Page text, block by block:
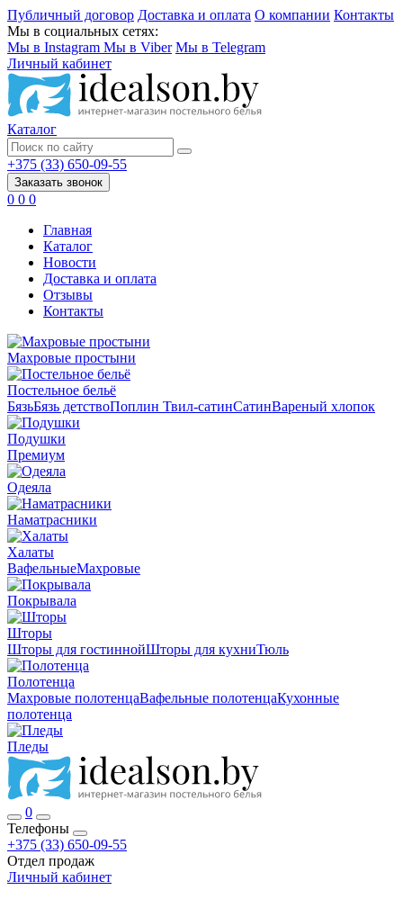
Публичный договор Доставка и оплата О компании Контакты
Мы в социальных сетях:
Мы в Instagram Мы в Viber Мы в Telegram
Личный кабинет
Каталог
+375 (33) 650-09-55
Заказать звонок
0 0 0
Главная
Каталог
Новости
Доставка и оплата
Отзывы
Контакты
Махровые простыни
Постельное бельё
БязьБязь детствоПоплин Твил-сатинСатинВареный хлопок
Подушки
Премиум
Одеяла
Наматрасники
Халаты
ВафельныеМахровые
Покрывала
Шторы
Шторы для гостиннойШторы для кухниТюль
Полотенца
Махровые полотенцаВафельные полотенцаКухонные
полотенца
Пледы
0
Телефоны
+375 (33) 650-09-55
Отдел продаж
Личный кабинет